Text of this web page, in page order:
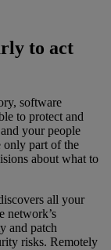
to act
software
to protect and
your people
only part of the
about what to
all your
network’s
and patch
risks. Remotely